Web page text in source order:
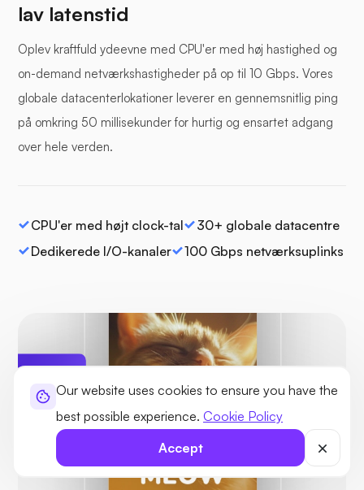
Our website uses cookies to ensure you have the
best possible experience. Cookie Policy
Accept
lav latenstid
Oplev kraftfuld ydeevne med CPU'er med høj hastighed og
on-demand netværkshastigheder på op til 10 Gbps. Vores
globale datacenterlokationer leverer en gennemsnitlig ping
på omkring 50 millisekunder for hurtig og ensartet adgang
over hele verden.
CPU'er med højt clock-tal
30+ globale datacentre
Dedikerede I/O-kanaler
100 Gbps netværksuplinks
Beskyttet
Ingen trusler
fundet